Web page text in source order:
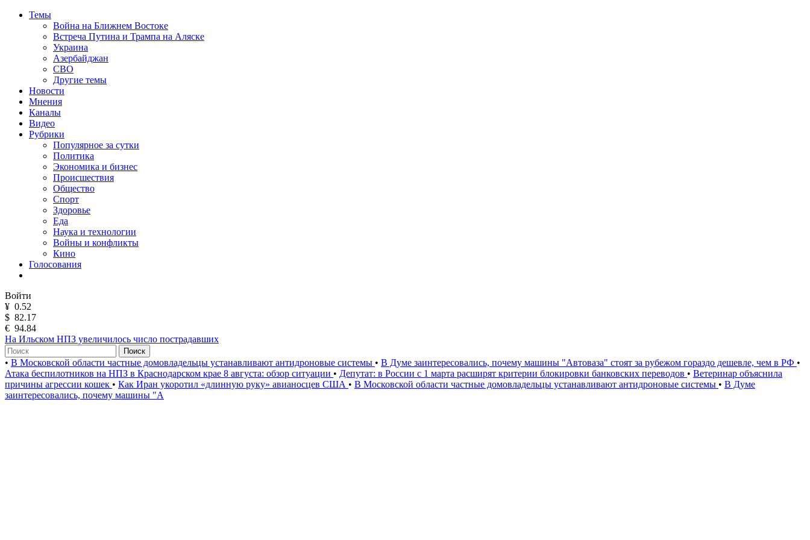
Темы
Война на Ближнем Востоке
Встреча Путина и Трампа на Аляске
Украина
Азербайджан
СВО
Другие темы
Новости
Мнения
Каналы
Видео
Рубрики
Популярное за сутки
Политика
Экономика и бизнес
Происшествия
Общество
Спорт
Здоровье
Еда
Наука и технологии
Войны и конфликты
Кино
Голосования
Войти
¥ 0.52
$ 82.17
€ 94.84
На Ильском НПЗ увеличилось число пострадавших
Поиск
• В Московской области частные домовладельцы устанавливают антидроновые системы • В Думе заинтересовались, почему машины "Автоваза" стоят за рубежом гораздо дешевле, чем в РФ •
Атака беспилотников на НПЗ в Краснодарском крае 8 августа: обзор ситуации • Депутат: в России с 1 марта расширят критерии блокировки банковских переводов • Ветеринар объяснила
причины агрессии кошек • Как Иран укоротил «длинную руку» авианосцев США • В Московской области частные домовладельцы устанавливают антидроновые системы • В Думе
заинтересовались, почему машины "А